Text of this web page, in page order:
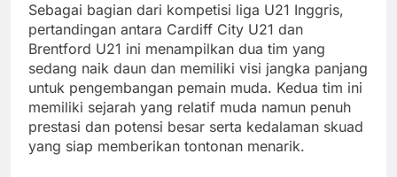
Sebagai bagian dari kompetisi liga U21 Inggris,
pertandingan antara Cardiff City U21 dan
Brentford U21 ini menampilkan dua tim yang
sedang naik daun dan memiliki visi jangka panjang
untuk pengembangan pemain muda. Kedua tim ini
memiliki sejarah yang relatif muda namun penuh
prestasi dan potensi besar serta kedalaman skuad
yang siap memberikan tontonan menarik.